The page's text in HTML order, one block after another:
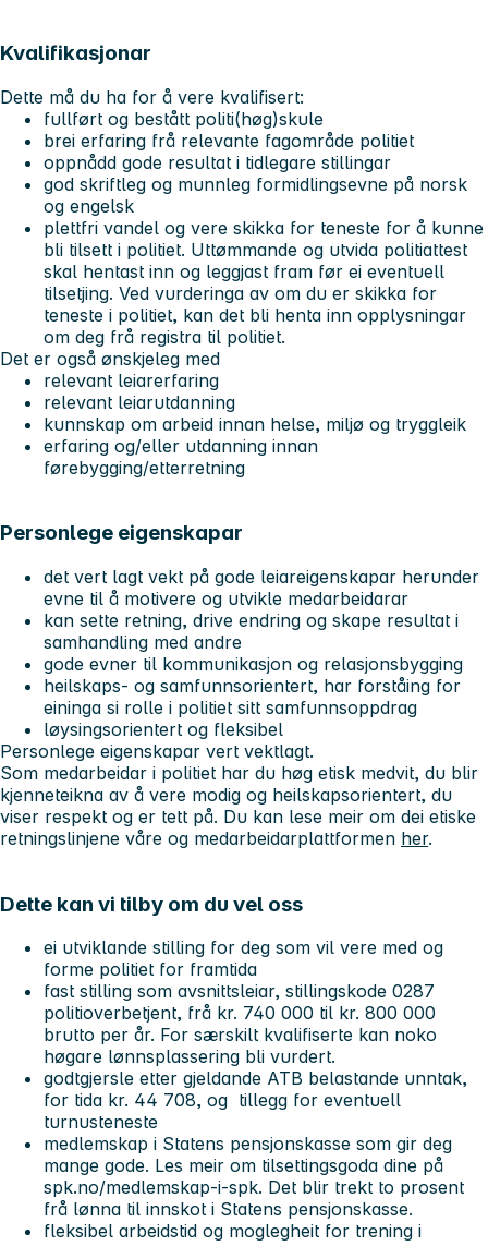
Kvalifikasjonar
Dette må du ha for å vere kvalifisert:
fullført og bestått politi(høg)skule
brei erfaring frå relevante fagområde politiet
oppnådd gode resultat i tidlegare stillingar
god skriftleg og munnleg formidlingsevne på norsk
og engelsk
plettfri vandel og vere skikka for teneste for å kunne
bli tilsett i politiet. Uttømmande og utvida politiattest
skal hentast inn og leggjast fram før ei eventuell
tilsetjing. Ved vurderinga av om du er skikka for
teneste i politiet, kan det bli henta inn opplysningar
om deg frå registra til politiet.
Det er også ønskjeleg med
relevant leiarerfaring
relevant leiarutdanning
kunnskap om arbeid innan helse, miljø og tryggleik
erfaring og/eller utdanning innan
førebygging/etterretning
Personlege eigenskapar
det vert lagt vekt på gode leiareigenskapar herunder
evne til å motivere og utvikle medarbeidarar
kan sette retning, drive endring og skape resultat i
samhandling med andre
gode evner til kommunikasjon og relasjonsbygging
heilskaps- og samfunnsorientert, har forståing for
eininga si rolle i politiet sitt samfunnsoppdrag
løysingsorientert og fleksibel
Personlege eigenskapar vert vektlagt.
Som medarbeidar i politiet har du høg etisk medvit, du blir
kjenneteikna av å vere modig og heilskapsorientert, du
viser respekt og er tett på. Du kan lese meir om dei etiske
retningslinjene våre og medarbeidarplattformen her.
Dette kan vi tilby om du vel oss
ei utviklande stilling for deg som vil vere med og
forme politiet for framtida
fast stilling som avsnittsleiar, stillingskode 0287
politioverbetjent, frå kr. 740 000 til kr. 800 000
brutto per år. For særskilt kvalifiserte kan noko
høgare lønnsplassering bli vurdert.
godtgjersle etter gjeldande ATB belastande unntak,
for tida kr. 44 708, og tillegg for eventuell
turnusteneste
medlemskap i Statens pensjonskasse som gir deg
mange gode. Les meir om tilsettingsgoda dine på
spk.no/medlemskap-i-spk. Det blir trekt to prosent
frå lønna til innskot i Statens pensjonskasse.
fleksibel arbeidstid og moglegheit for trening i